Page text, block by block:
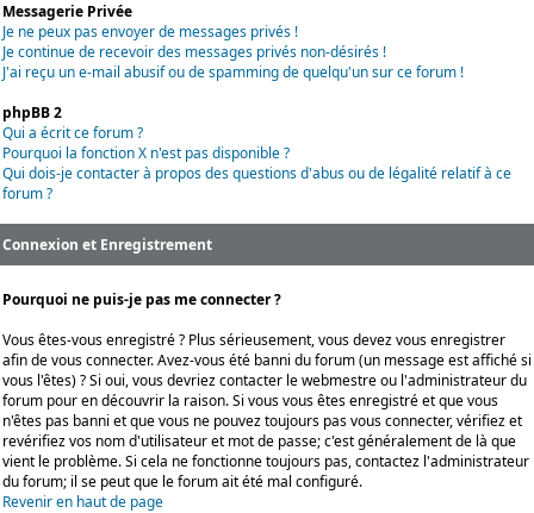
Messagerie Privée
Je ne peux pas envoyer de messages privés !
Je continue de recevoir des messages privés non-désirés !
J'ai reçu un e-mail abusif ou de spamming de quelqu'un sur ce forum !
phpBB 2
Qui a écrit ce forum ?
Pourquoi la fonction X n'est pas disponible ?
Qui dois-je contacter à propos des questions d'abus ou de légalité relatif à ce
forum ?
Connexion et Enregistrement
Pourquoi ne puis-je pas me connecter ?
Vous êtes-vous enregistré ? Plus sérieusement, vous devez vous enregistrer
afin de vous connecter. Avez-vous été banni du forum (un message est affiché si
vous l'êtes) ? Si oui, vous devriez contacter le webmestre ou l'administrateur du
forum pour en découvrir la raison. Si vous vous êtes enregistré et que vous
n'êtes pas banni et que vous ne pouvez toujours pas vous connecter, vérifiez et
revérifiez vos nom d'utilisateur et mot de passe; c'est généralement de là que
vient le problème. Si cela ne fonctionne toujours pas, contactez l'administrateur
du forum; il se peut que le forum ait été mal configuré.
Revenir en haut de page